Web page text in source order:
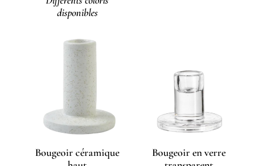
disponibles
Bougeoir céramique
Bougeoir en verre